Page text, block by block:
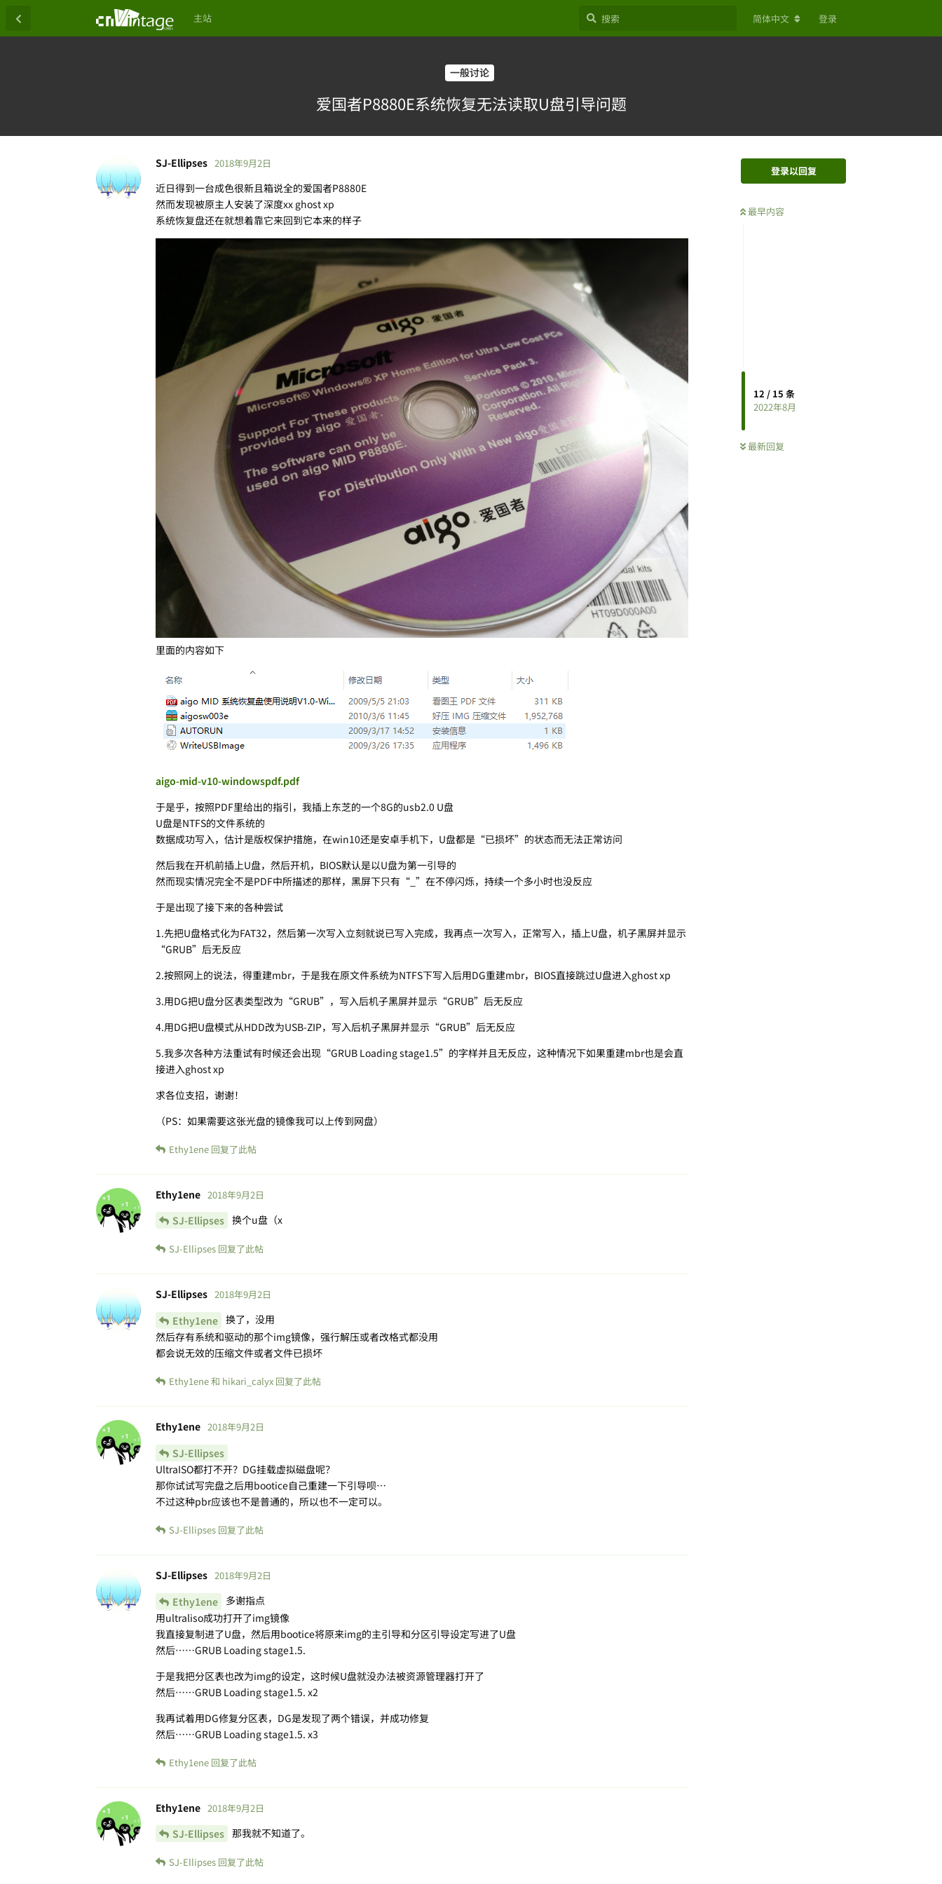
主站 简体中文 登录
一般讨论
爱国者P8880E系统恢复无法读取U盘引导问题
登录以回复
最早内容
12 / 15 条
2022年8月
最新回复
SJ-Ellipses 2018年9月2日
近日得到一台成色很新且箱说全的爱国者P8880E
然而发现被原主人安装了深度xx ghost xp
系统恢复盘还在就想着靠它来回到它本来的样子
里面的内容如下
aigo-mid-v10-windowspdf.pdf
于是乎，按照PDF里给出的指引，我插上东芝的一个8G的usb2.0 U盘
U盘是NTFS的文件系统的
数据成功写入，估计是版权保护措施，在win10还是安卓手机下，U盘都是“已损坏”的状态而无法正常访问
然后我在开机前插上U盘，然后开机，BIOS默认是以U盘为第一引导的
然而现实情况完全不是PDF中所描述的那样，黑屏下只有“_”在不停闪烁，持续一个多小时也没反应
于是出现了接下来的各种尝试
1.先把U盘格式化为FAT32，然后第一次写入立刻就说已写入完成，我再点一次写入，正常写入，插上U盘，机子黑屏并显示
“GRUB”后无反应
2.按照网上的说法，得重建mbr，于是我在原文件系统为NTFS下写入后用DG重建mbr，BIOS直接跳过U盘进入ghost xp
3.用DG把U盘分区表类型改为“GRUB”，写入后机子黑屏并显示“GRUB”后无反应
4.用DG把U盘模式从HDD改为USB-ZIP，写入后机子黑屏并显示“GRUB”后无反应
5.我多次各种方法重试有时候还会出现“GRUB Loading stage1.5”的字样并且无反应，这种情况下如果重建mbr也是会直
接进入ghost xp
求各位支招，谢谢！
（PS：如果需要这张光盘的镜像我可以上传到网盘）
Ethy1ene 回复了此帖
Ethy1ene 2018年9月2日
SJ-Ellipses 换个u盘（x
SJ-Ellipses 回复了此帖
SJ-Ellipses 2018年9月2日
Ethy1ene 换了，没用
然后存有系统和驱动的那个img镜像，强行解压或者改格式都没用
都会说无效的压缩文件或者文件已损坏
Ethy1ene和 hikari_calyx 回复了此帖
Ethy1ene 2018年9月2日
SJ-Ellipses
UltraISO都打不开？DG挂载虚拟磁盘呢？
那你试试写完盘之后用bootice自己重建一下引导呗…
不过这种pbr应该也不是普通的，所以也不一定可以。
SJ-Ellipses 回复了此帖
SJ-Ellipses 2018年9月2日
Ethy1ene 多谢指点
用ultraliso成功打开了img镜像
我直接复制进了U盘，然后用bootice将原来img的主引导和分区引导设定写进了U盘
然后……GRUB Loading stage1.5.
于是我把分区表也改为img的设定，这时候U盘就没办法被资源管理器打开了
然后……GRUB Loading stage1.5. x2
我再试着用DG修复分区表，DG是发现了两个错误，并成功修复
然后……GRUB Loading stage1.5. x3
Ethy1ene 回复了此帖
Ethy1ene 2018年9月2日
SJ-Ellipses 那我就不知道了。
SJ-Ellipses 回复了此帖